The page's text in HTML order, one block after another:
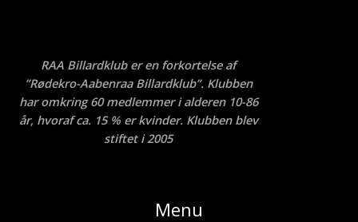
RAA Billardklub er en forkortelse af
”Rødekro-Aabenraa Billardklub”. Klubben
har omkring 60 medlemmer i alderen 10-86
år, hvoraf ca. 15 % er kvinder. Klubben blev
stiftet i 2005
Menu